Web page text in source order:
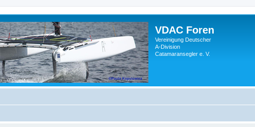
VDAC Foren
Vereinigung Deutscher
A-Division
Catamaransegler e. V.